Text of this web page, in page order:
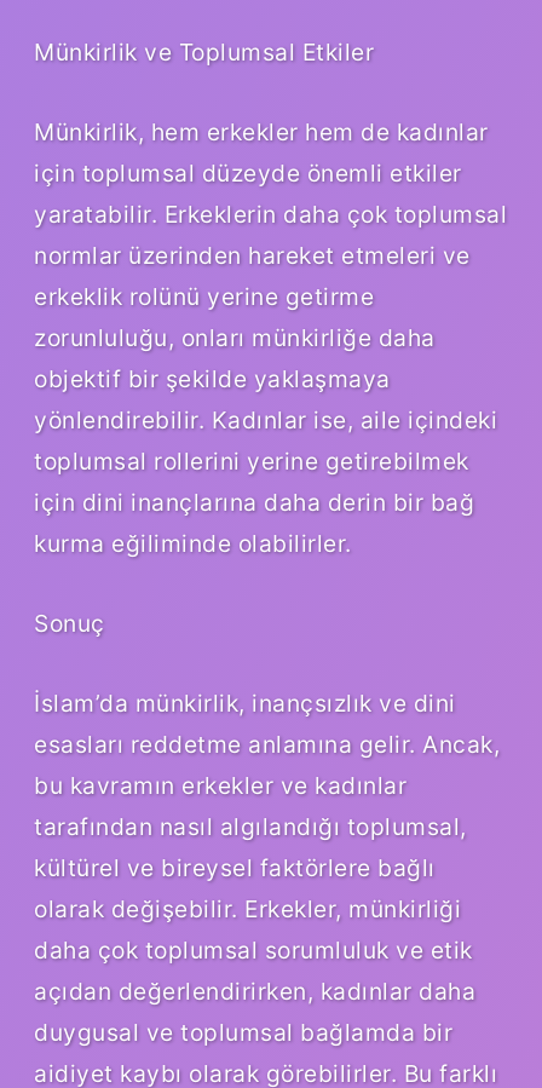
Münkirlik ve Toplumsal Etkiler
Münkirlik, hem erkekler hem de kadınlar
için toplumsal düzeyde önemli etkiler
yaratabilir. Erkeklerin daha çok toplumsal
normlar üzerinden hareket etmeleri ve
erkeklik rolünü yerine getirme
zorunluluğu, onları münkirliğe daha
objektif bir şekilde yaklaşmaya
yönlendirebilir. Kadınlar ise, aile içindeki
toplumsal rollerini yerine getirebilmek
için dini inançlarına daha derin bir bağ
kurma eğiliminde olabilirler.
Sonuç
İslam’da münkirlik, inançsızlık ve dini
esasları reddetme anlamına gelir. Ancak,
bu kavramın erkekler ve kadınlar
tarafından nasıl algılandığı toplumsal,
kültürel ve bireysel faktörlere bağlı
olarak değişebilir. Erkekler, münkirliği
daha çok toplumsal sorumluluk ve etik
açıdan değerlendirirken, kadınlar daha
duygusal ve toplumsal bağlamda bir
aidiyet kaybı olarak görebilirler. Bu farklı